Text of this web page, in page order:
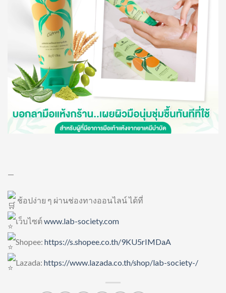
—
ช้อปง่าย ๆ ผ่านช่องทางออนไลน์ ได้ที่
เว็บไซต์www.lab-society.com
Shopee: https://s.shopee.co.th/9KU5rIMDaA
Lazada: https://www.lazada.co.th/shop/lab-society-/